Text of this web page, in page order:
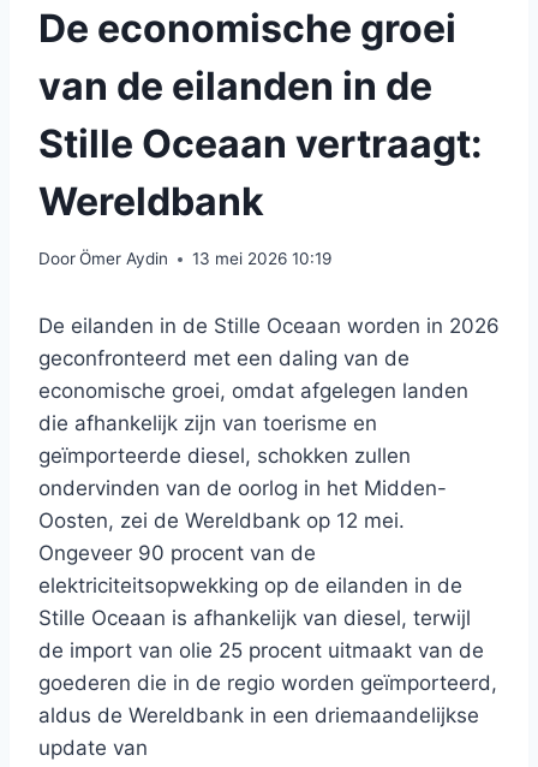
De economische groei
van de eilanden in de
Stille Oceaan vertraagt:
Wereldbank
DoorÖmer Aydin 13 mei 2026 10:19
De eilanden in de Stille Oceaan worden in 2026
geconfronteerd met een daling van de
economische groei, omdat afgelegen landen
die afhankelijk zijn van toerisme en
geïmporteerde diesel, schokken zullen
ondervinden van de oorlog in het Midden-
Oosten, zei de Wereldbank op 12 mei.
Ongeveer 90 procent van de
elektriciteitsopwekking op de eilanden in de
Stille Oceaan is afhankelijk van diesel, terwijl
de import van olie 25 procent uitmaakt van de
goederen die in de regio worden geïmporteerd,
aldus de Wereldbank in een driemaandelijkse
update van